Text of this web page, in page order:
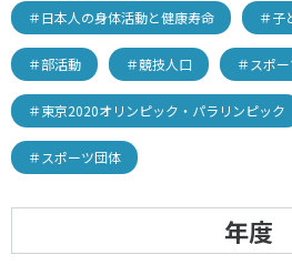
＃日本人の身体活動と健康寿命 ＃子
＃部活動 ＃競技人口 ＃スポ
＃東京2020オリンピック・パラリンピック
＃スポーツ団体
年度